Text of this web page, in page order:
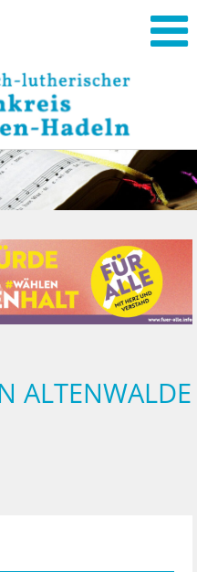
ALTENWALDE